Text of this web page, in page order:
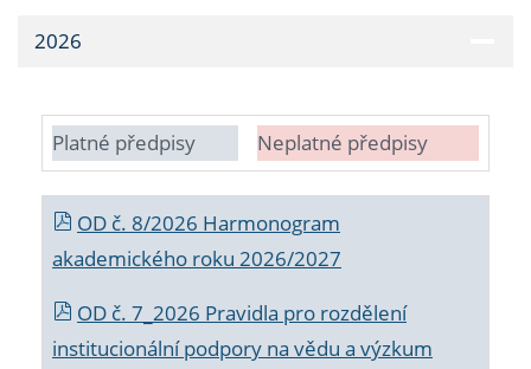
2026
Platné předpisy Neplatné předpisy
OD č. 8/2026 Harmonogram
akademického roku 2026/2027
OD č. 7_2026 Pravidla pro rozdělení
institucionální podpory na vědu a výzkum